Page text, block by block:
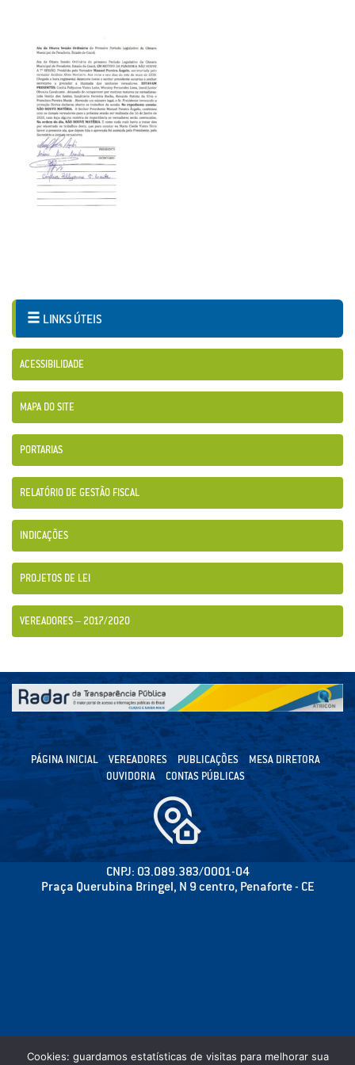
LINKS ÚTEIS
ACESSIBILIDADE
MAPA DO SITE
PORTARIAS
RELATÓRIO DE GESTÃO FISCAL
INDICAÇÕES
PROJETOS DE LEI
VEREADORES – 2017/2020
PÁGINA INICIAL VEREADORES PUBLICAÇÕES
MESA DIRETORA
OUVIDORIA
CONTAS PÚBLICAS
CNPJ: 03.089.383/0001-04
Praça Querubina Bringel, N 9 centro, Penaforte - CE
Cookies: guardamos estatísticas de visitas para melhorar sua